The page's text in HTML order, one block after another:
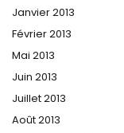
Janvier 2013
Février 2013
Mai 2013
Juin 2013
Juillet 2013
Août 2013